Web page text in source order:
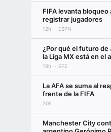
FIFA levanta bloqueo
registrar jugadores
12h ESPN
¿Por qué el futuro
la Liga MX está en el
19h EFE
La AFA se suma al
frente de la FIFA
20h
Manchester City